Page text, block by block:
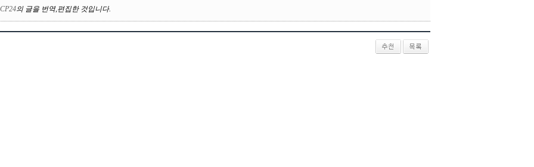
CP24의 글을 번역,편집한 것입니다.